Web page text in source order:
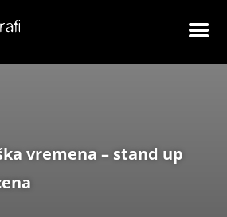
vremena – stand up